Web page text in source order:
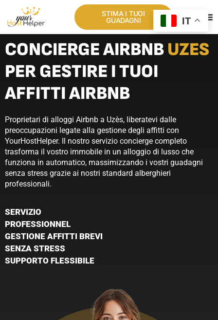
STIMA I TUOI
GUADAGNI
CONCIERGE AIRBNB UZES
PER GESTIRE I TUOI
AFFITTI AIRBNB
Proprietari di alloggi Airbnb a Uzès, liberatevi dalle
preoccupazioni legate alla gestione degli affitti con
YourHostHelper. Il nostro servizio concierge completo
trasforma il vostro immobile in un alloggio di lusso che
funziona in automatico, massimizzando i vostri guadagni
senza stress grazie ai nostri standard alberghieri
professionali.
SERVIZIO
PROFESSIONNEL
GESTIONE AFFITTI BREVI
SENZA STRESS
SUPPORTO FLESSIBILE
IT